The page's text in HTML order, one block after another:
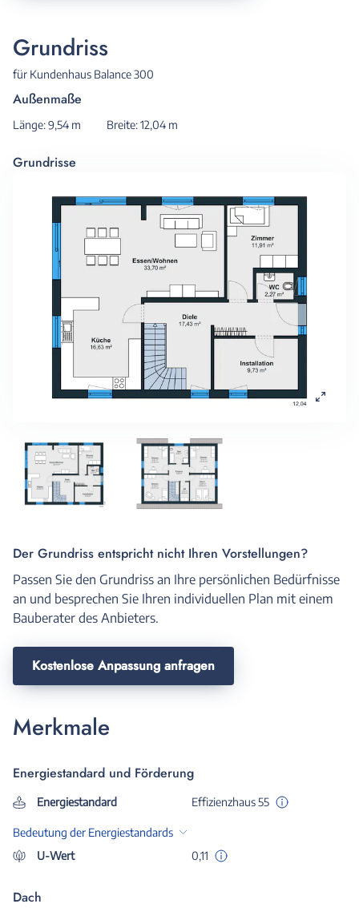
Grundriss
für Kundenhaus Balance 300
Außenmaße
Länge: 9,54 m Breite: 12,04 m
Grundrisse
Der Grundriss entspricht nicht Ihren Vorstellungen?
Passen Sie den Grundriss an Ihre persönlichen Bedürfnisse
an und besprechen Sie Ihren individuellen Plan mit einem
Bauberater des Anbieters.
Kostenlose Anpassung anfragen
Merkmale
Energiestandard und Förderung
Energiestandard Effizienzhaus 55
Bedeutung der Energiestandards
U-Wert
0,11
Dach